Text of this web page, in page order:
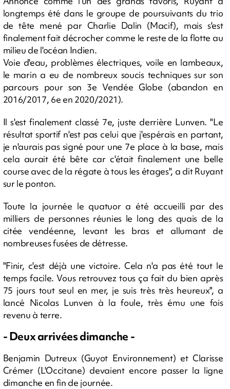
longtemps été dans le groupe de poursuivants du trio
de tête mené par Charlie Dalin (Macif), mais s'est
finalement fait décrocher comme le reste de la flotte au
milieu de l'océan Indien.
Voie d'eau, problèmes électriques, voile en lambeaux,
le marin a eu de nombreux soucis techniques sur son
parcours pour son 3e Vendée Globe (abandon en
2016/2017, 6e en 2020/2021).
Il s'est finalement classé 7e, juste derrière Lunven. "Le
résultat sportif n'est pas celui que j'espérais en partant,
je n'aurais pas signé pour une 7e place à la base, mais
cela aurait été bête car c'était finalement une belle
course avec de la régate à tous les étages", a dit Ruyant
sur le ponton.
Toute la journée le quatuor a été accueilli par des
milliers de personnes réunies le long des quais de la
citée vendéenne, levant les bras et allumant de
nombreuses fusées de détresse.
"Finir, c'est déjà une victoire. Cela n'a pas été tout le
temps facile. Vous retrouvez tous ça fait du bien après
75 jours tout seul en mer, je suis très très heureux", a
lancé Nicolas Lunven à la foule, très ému une fois
revenu à terre.
- Deux arrivées dimanche -
Benjamin Dutreux (Guyot Environnement) et Clarisse
Crémer (L'Occitane) devaient encore passer la ligne
dimanche en fin de journée.